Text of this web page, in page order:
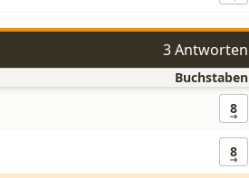
3 Antworten
Buchstaben
8
8